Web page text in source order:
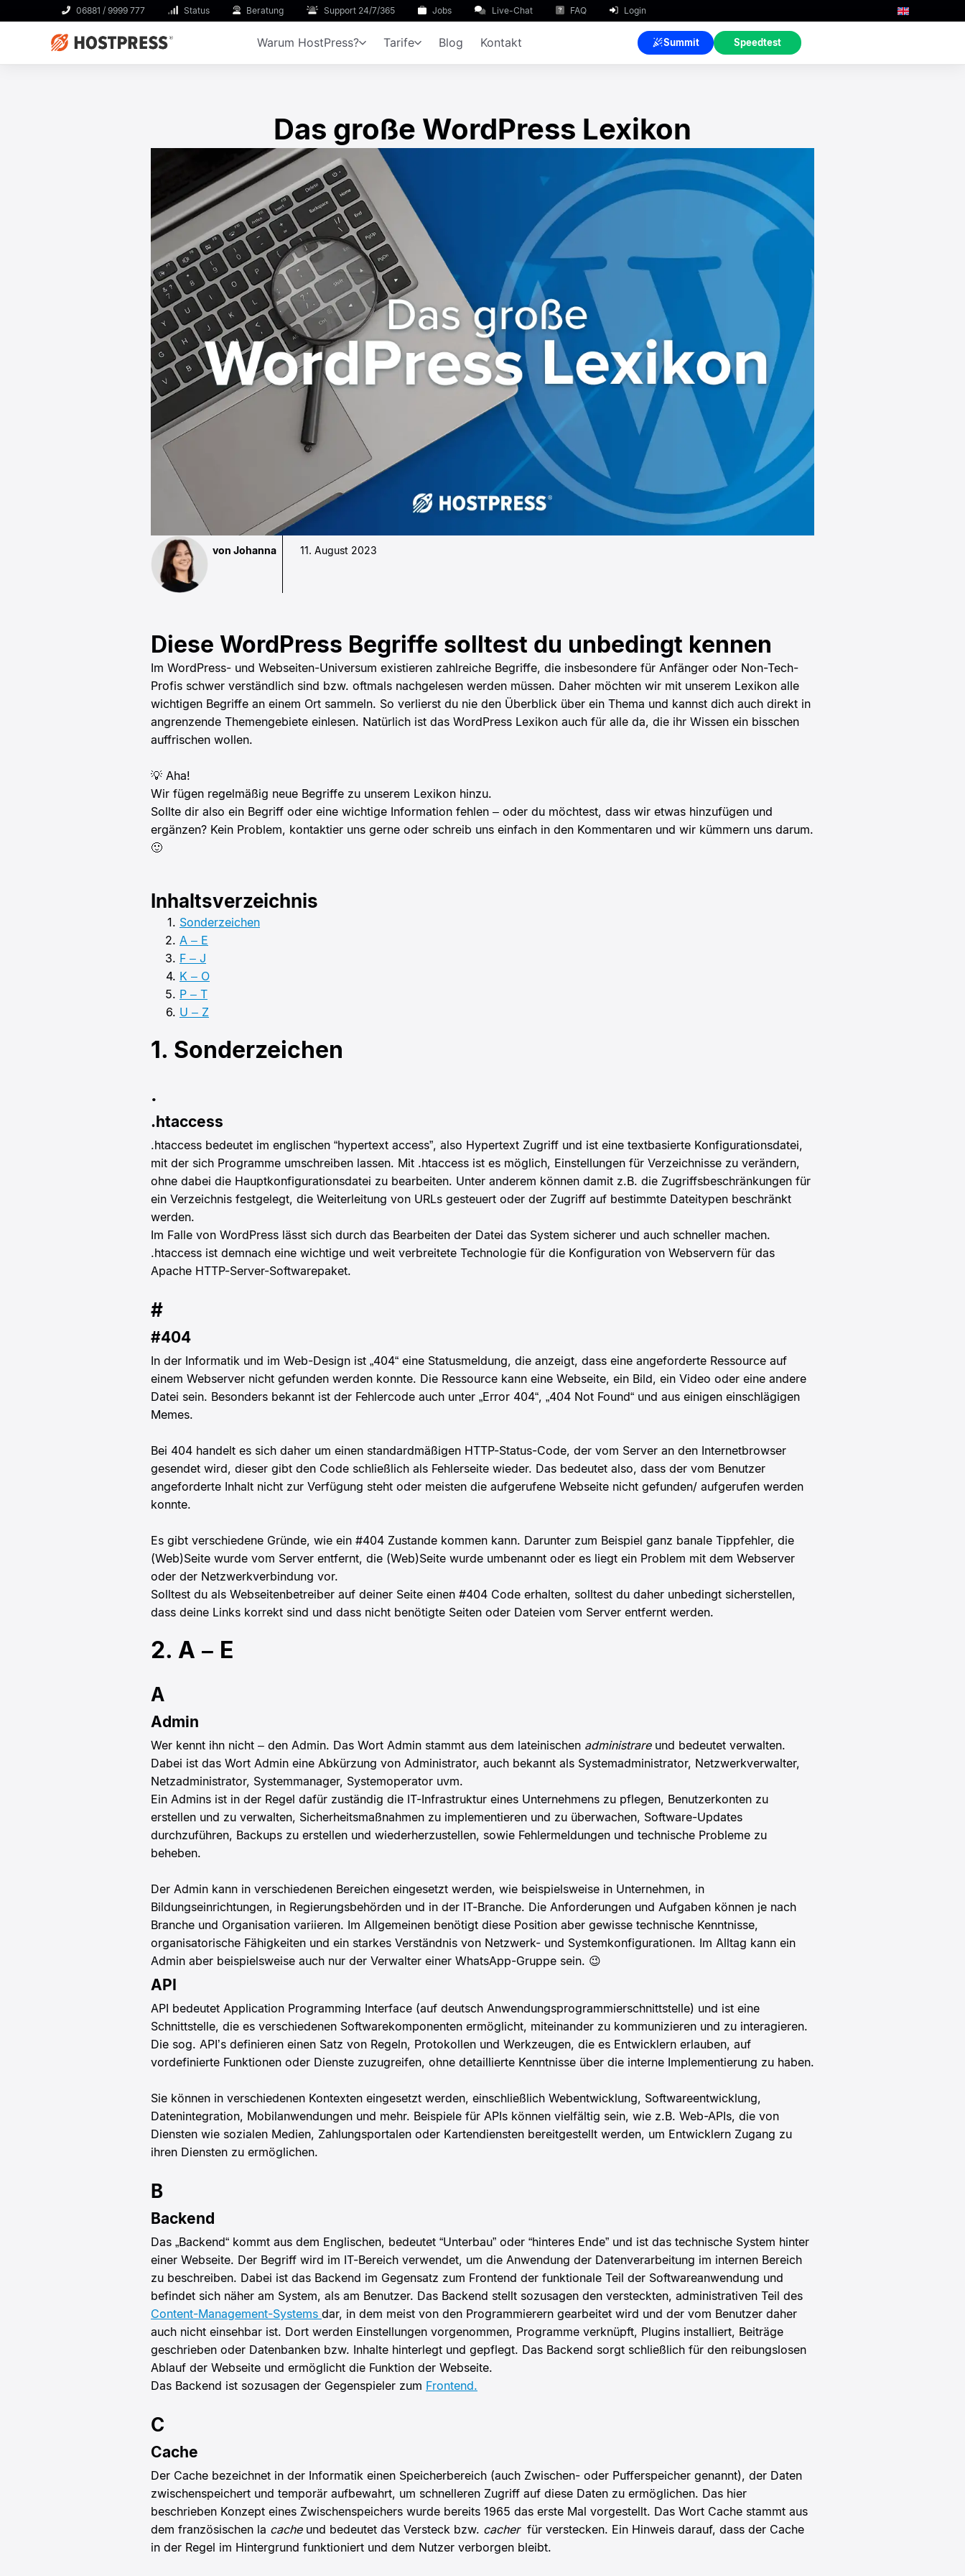
06881 / 9999 777 Status Beratung Support 24/7/365 Jobs Live-Chat FAQ Login
Warum HostPress? Tarife Blog Kontakt Summit Speedtest
Das große WordPress Lexikon
von Johanna 11. August 2023
Diese WordPress Begriffe solltest du unbedingt kennen
Im WordPress- und Webseiten-Universum existieren zahlreiche Begriffe, die insbesondere für Anfänger oder Non-Tech-
Profis schwer verständlich sind bzw. oftmals nachgelesen werden müssen. Daher möchten wir mit unserem Lexikon alle
wichtigen Begriffe an einem Ort sammeln. So verlierst du nie den Überblick über ein Thema und kannst dich auch direkt in
angrenzende Themengebiete einlesen. Natürlich ist das WordPress Lexikon auch für alle da, die ihr Wissen ein bisschen
auffrischen wollen.
💡 Aha!
Wir fügen regelmäßig neue Begriffe zu unserem Lexikon hinzu.
Sollte dir also ein Begriff oder eine wichtige Information fehlen – oder du möchtest, dass wir etwas hinzufügen und
ergänzen? Kein Problem, kontaktier uns gerne oder schreib uns einfach in den Kommentaren und wir kümmern uns darum.
🙂
Inhaltsverzeichnis
Sonderzeichen
A – E
F – J
K – O
P – T
U – Z
1. Sonderzeichen
.
.htaccess
.htaccess bedeutet im englischen “hypertext access”, also Hypertext Zugriff und ist eine textbasierte Konfigurationsdatei,
mit der sich Programme umschreiben lassen. Mit .htaccess ist es möglich, Einstellungen für Verzeichnisse zu verändern,
ohne dabei die Hauptkonfigurationsdatei zu bearbeiten. Unter anderem können damit z.B. die Zugriffsbeschränkungen für
ein Verzeichnis festgelegt, die Weiterleitung von URLs gesteuert oder der Zugriff auf bestimmte Dateitypen beschränkt
werden.
Im Falle von WordPress lässt sich durch das Bearbeiten der Datei das System sicherer und auch schneller machen.
.htaccess ist demnach eine wichtige und weit verbreitete Technologie für die Konfiguration von Webservern für das
Apache HTTP-Server-Softwarepaket.
#
#404
In der Informatik und im Web-Design ist „404“ eine Statusmeldung, die anzeigt, dass eine angeforderte Ressource auf
einem Webserver nicht gefunden werden konnte. Die Ressource kann eine Webseite, ein Bild, ein Video oder eine andere
Datei sein. Besonders bekannt ist der Fehlercode auch unter „Error 404“, „404 Not Found“ und aus einigen einschlägigen
Memes.
Bei 404 handelt es sich daher um einen standardmäßigen HTTP-Status-Code, der vom Server an den Internetbrowser
gesendet wird, dieser gibt den Code schließlich als Fehlerseite wieder. Das bedeutet also, dass der vom Benutzer
angeforderte Inhalt nicht zur Verfügung steht oder meisten die aufgerufene Webseite nicht gefunden/ aufgerufen werden
konnte.
Es gibt verschiedene Gründe, wie ein #404 Zustande kommen kann. Darunter zum Beispiel ganz banale Tippfehler, die
(Web)Seite wurde vom Server entfernt, die (Web)Seite wurde umbenannt oder es liegt ein Problem mit dem Webserver
oder der Netzwerkverbindung vor.
Solltest du als Webseitenbetreiber auf deiner Seite einen #404 Code erhalten, solltest du daher unbedingt sicherstellen,
dass deine Links korrekt sind und dass nicht benötigte Seiten oder Dateien vom Server entfernt werden.
2. A – E
A
Admin
Wer kennt ihn nicht – den Admin. Das Wort Admin stammt aus dem lateinischen administrare und bedeutet verwalten.
Dabei ist das Wort Admin eine Abkürzung von Administrator, auch bekannt als Systemadministrator, Netzwerkverwalter,
Netzadministrator, Systemmanager, Systemoperator uvm.
Ein Admins ist in der Regel dafür zuständig die IT-Infrastruktur eines Unternehmens zu pflegen, Benutzerkonten zu
erstellen und zu verwalten, Sicherheitsmaßnahmen zu implementieren und zu überwachen, Software-Updates
durchzuführen, Backups zu erstellen und wiederherzustellen, sowie Fehlermeldungen und technische Probleme zu
beheben.
Der Admin kann in verschiedenen Bereichen eingesetzt werden, wie beispielsweise in Unternehmen, in
Bildungseinrichtungen, in Regierungsbehörden und in der IT-Branche. Die Anforderungen und Aufgaben können je nach
Branche und Organisation variieren. Im Allgemeinen benötigt diese Position aber gewisse technische Kenntnisse,
organisatorische Fähigkeiten und ein starkes Verständnis von Netzwerk- und Systemkonfigurationen. Im Alltag kann ein
Admin aber beispielsweise auch nur der Verwalter einer WhatsApp-Gruppe sein. 😉
API
API bedeutet Application Programming Interface (auf deutsch Anwendungs­programmier­schnittstelle) und ist eine
Schnittstelle, die es verschiedenen Softwarekomponenten ermöglicht, miteinander zu kommunizieren und zu interagieren.
Die sog. API’s definieren einen Satz von Regeln, Protokollen und Werkzeugen, die es Entwicklern erlauben, auf
vordefinierte Funktionen oder Dienste zuzugreifen, ohne detaillierte Kenntnisse über die interne Implementierung zu haben.
Sie können in verschiedenen Kontexten eingesetzt werden, einschließlich Webentwicklung, Softwareentwicklung,
Datenintegration, Mobilanwendungen und mehr. Beispiele für APIs können vielfältig sein, wie z.B. Web-APIs, die von
Diensten wie sozialen Medien, Zahlungsportalen oder Kartendiensten bereitgestellt werden, um Entwicklern Zugang zu
ihren Diensten zu ermöglichen.
B
Backend
Das „Backend“ kommt aus dem Englischen, bedeutet “Unterbau” oder “hinteres Ende” und ist das technische System hinter
einer Webseite. Der Begriff wird im IT-Bereich verwendet, um die Anwendung der Datenverarbeitung im internen Bereich
zu beschreiben. Dabei ist das Backend im Gegensatz zum Frontend der funktionale Teil der Softwareanwendung und
befindet sich näher am System, als am Benutzer. Das Backend stellt sozusagen den versteckten, administrativen Teil des
Content-Management-Systems dar, in dem meist von den Programmierern gearbeitet wird und der vom Benutzer daher
auch nicht einsehbar ist. Dort werden Einstellungen vorgenommen, Programme verknüpft, Plugins installiert, Beiträge
geschrieben oder Datenbanken bzw. Inhalte hinterlegt und gepflegt. Das Backend sorgt schließlich für den reibungslosen
Ablauf der Webseite und ermöglicht die Funktion der Webseite.
Das Backend ist sozusagen der Gegenspieler zum Frontend.
C
Cache
Der Cache bezeichnet in der Informatik einen Speicherbereich (auch Zwischen- oder Pufferspeicher genannt), der Daten
zwischenspeichert und temporär aufbewahrt, um schnelleren Zugriff auf diese Daten zu ermöglichen. Das hier
beschrieben Konzept eines Zwischenspeichers wurde bereits 1965 das erste Mal vorgestellt. Das Wort Cache stammt aus
dem französischen la cache und bedeutet das Versteck bzw. cacher für verstecken. Ein Hinweis darauf, dass der Cache
in der Regel im Hintergrund funktioniert und dem Nutzer verborgen bleibt.